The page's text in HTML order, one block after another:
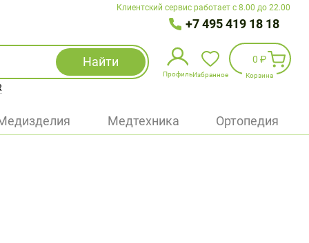
Клиентский сервис работает с 8.00 до 22.00
+7 495 419 18 18
Найти
Профиль
Избранное
Войти
Избранное
0 ₽
Корзина
Медтехника Ортопедия